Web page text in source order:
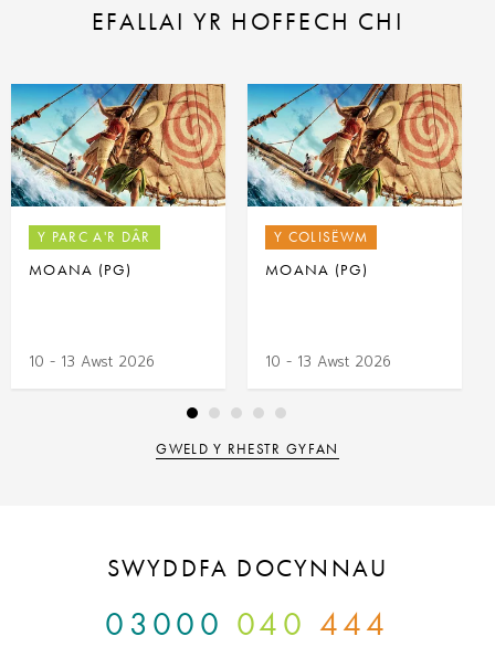
EFALLAI YR HOFFECH CHI
Y PARC A'R DÂR
MOANA (PG)
10 - 13 Awst 2026
Y COLISËWM
MOANA (PG)
10 - 13 Awst 2026
GWELD Y RHESTR GYFAN
SWYDDFA DOCYNNAU
03000 040 444